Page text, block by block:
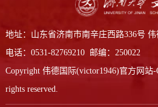
地址：山东省济南市南辛庄西路336号
电话：0531-82769210 邮编：250022
Copyright 伟德国际(victor1946)官方网站
rights reserved.